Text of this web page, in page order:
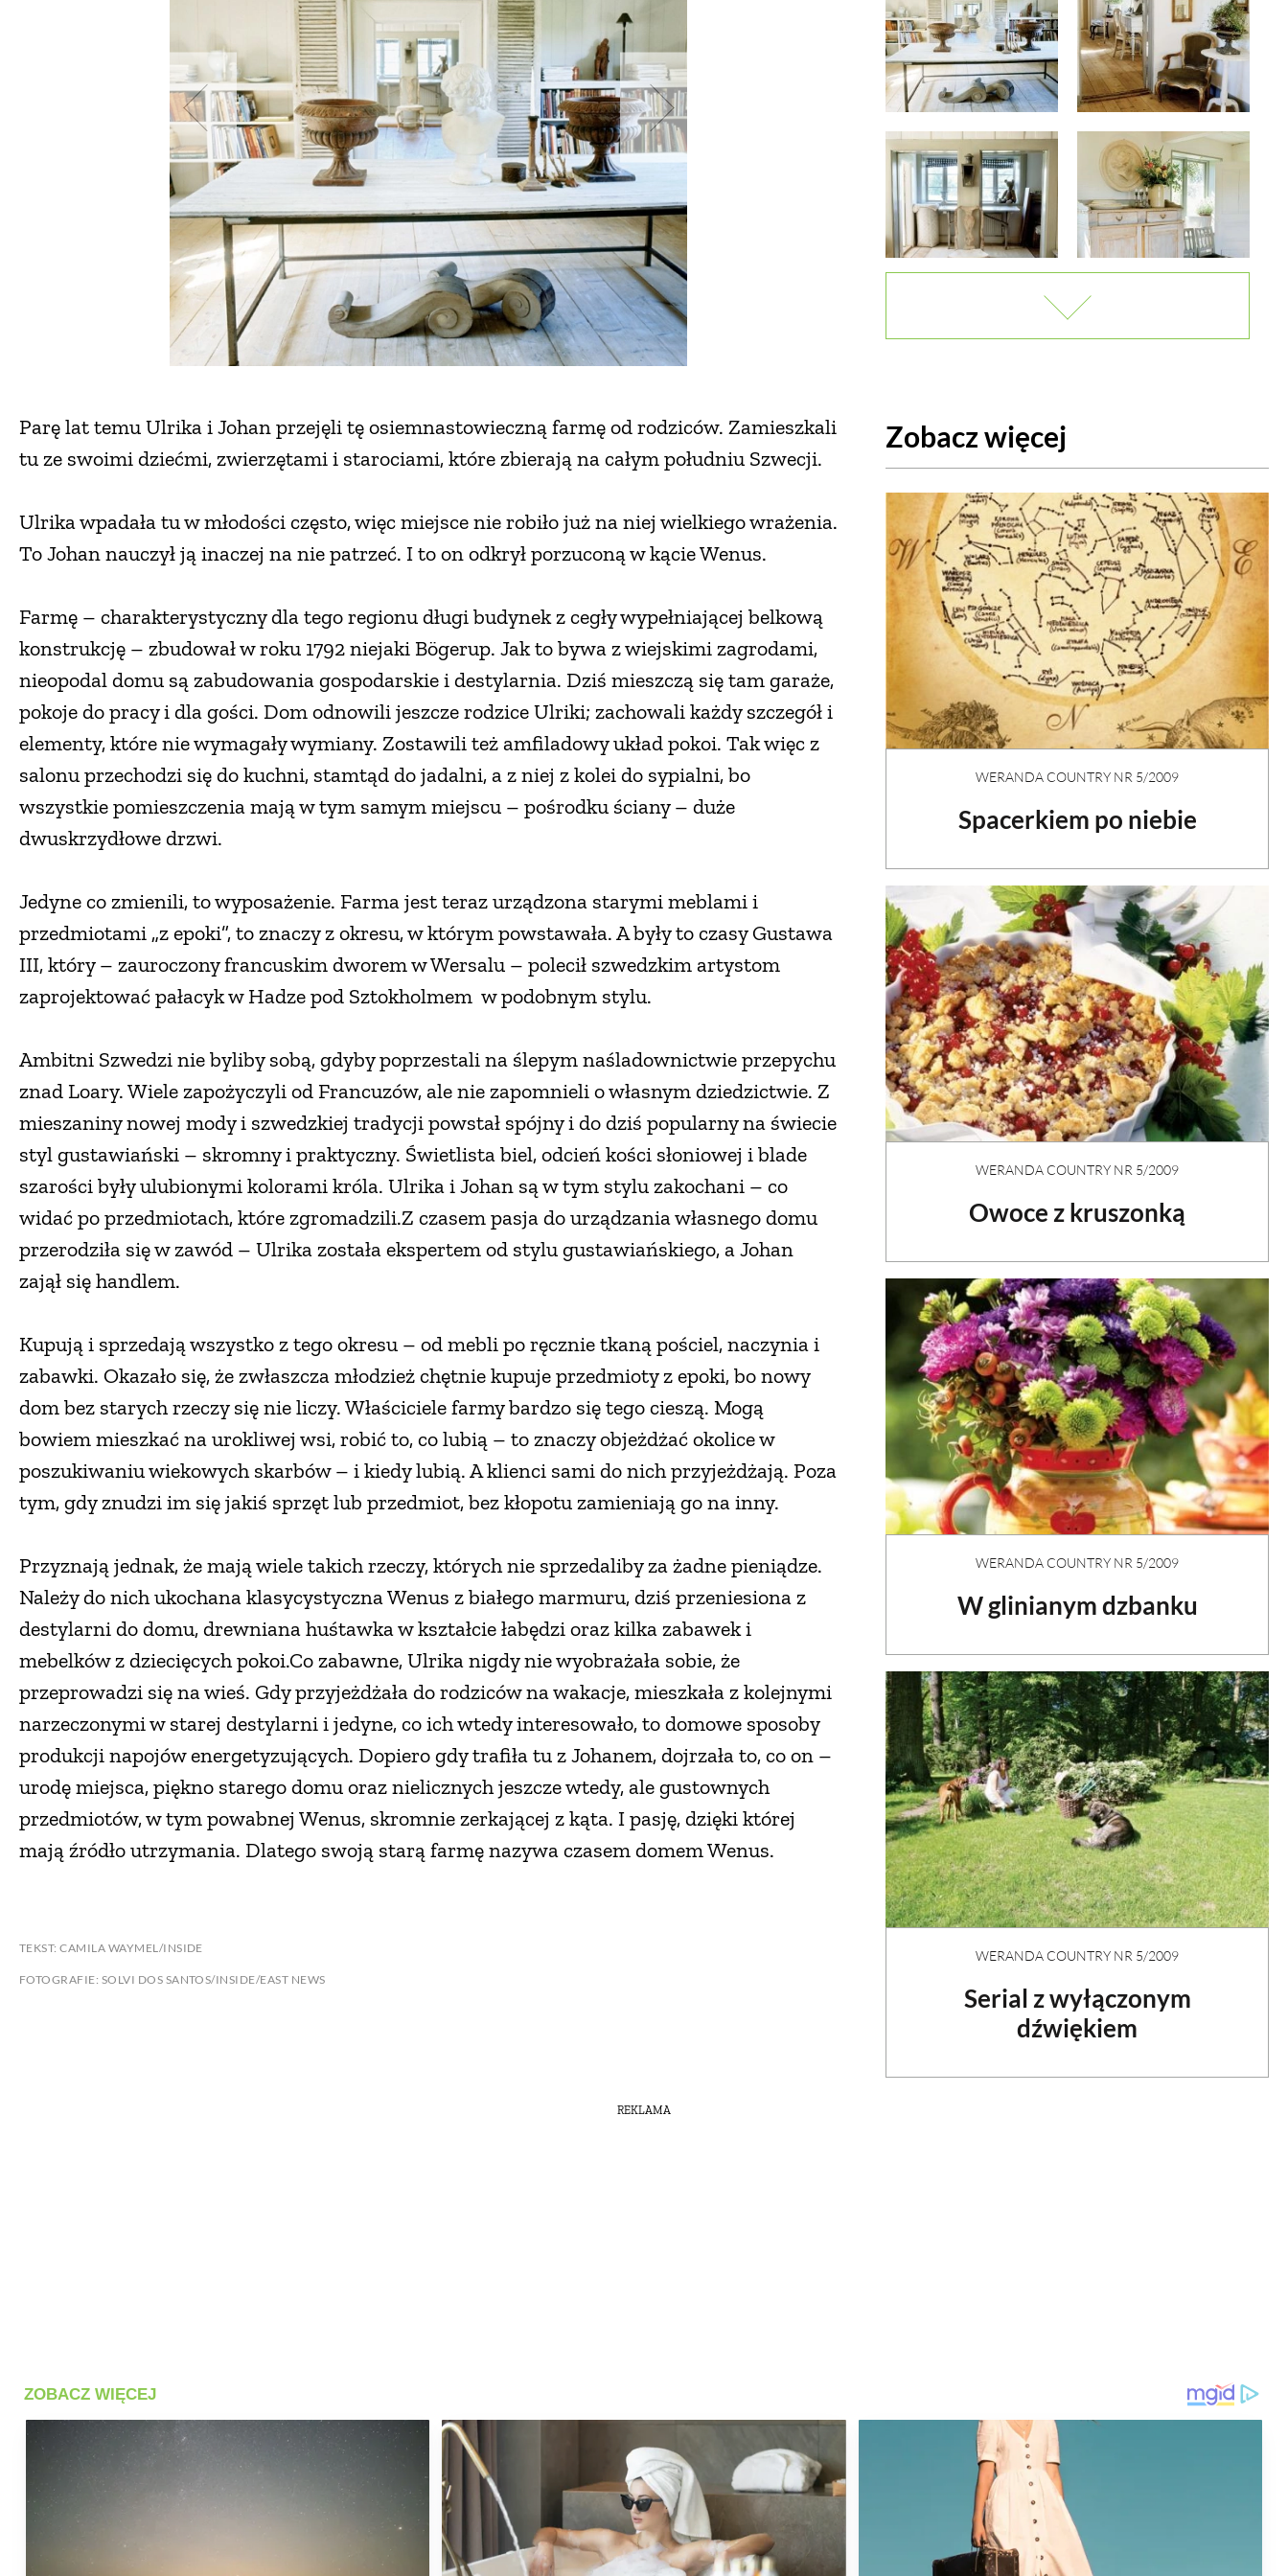
Parę lat temu Ulrika i Johan przejęli tę osiemnastowieczną farmę od rodziców. Zamieszkali
tu ze swoimi dziećmi, zwierzętami i starociami, które zbierają na całym południu Szwecji.
Ulrika wpadała tu w młodości często, więc miejsce nie robiło już na niej wielkiego wrażenia.
To Johan nauczył ją inaczej na nie patrzeć. I to on odkrył porzuconą w kącie Wenus.
Farmę – charakterystyczny dla tego regionu długi budynek z cegły wypełniającej belkową
konstrukcję – zbudował w roku 1792 niejaki Bögerup. Jak to bywa z wiejskimi zagrodami,
nieopodal domu są zabudowania gospodarskie i destylarnia. Dziś mieszczą się tam garaże,
pokoje do pracy i dla gości. Dom odnowili jeszcze rodzice Ulriki; zachowali każdy szczegół i
elementy, które nie wymagały wymiany. Zostawili też amfiladowy układ pokoi. Tak więc z
salonu przechodzi się do kuchni, stamtąd do jadalni, a z niej z kolei do sypialni, bo
wszystkie pomieszczenia mają w tym samym miejscu – pośrodku ściany – duże
dwuskrzydłowe drzwi.
Jedyne co zmienili, to wyposażenie. Farma jest teraz urządzona starymi meblami i
przedmiotami „z epoki”, to znaczy z okresu, w którym powstawała. A były to czasy Gustawa
III, który – zauroczony francuskim dworem w Wersalu – polecił szwedzkim artystom
zaprojektować pałacyk w Hadze pod Sztokholmem w podobnym stylu.
Ambitni Szwedzi nie byliby sobą, gdyby poprzestali na ślepym naśladownictwie przepychu
znad Loary. Wiele zapożyczyli od Francuzów, ale nie zapomnieli o własnym dziedzictwie. Z
mieszaniny nowej mody i szwedzkiej tradycji powstał spójny i do dziś popularny na świecie
styl gustawiański – skromny i praktyczny. Świetlista biel, odcień kości słoniowej i blade
szarości były ulubionymi kolorami króla. Ulrika i Johan są w tym stylu zakochani – co
widać po przedmiotach, które zgromadzili.Z czasem pasja do urządzania własnego domu
przerodziła się w zawód – Ulrika została ekspertem od stylu gustawiańskiego, a Johan
zajął się handlem.
Kupują i sprzedają wszystko z tego okresu – od mebli po ręcznie tkaną pościel, naczynia i
zabawki. Okazało się, że zwłaszcza młodzież chętnie kupuje przedmioty z epoki, bo nowy
dom bez starych rzeczy się nie liczy. Właściciele farmy bardzo się tego cieszą. Mogą
bowiem mieszkać na urokliwej wsi, robić to, co lubią – to znaczy objeżdżać okolice w
poszukiwaniu wiekowych skarbów – i kiedy lubią. A klienci sami do nich przyjeżdżają. Poza
tym, gdy znudzi im się jakiś sprzęt lub przedmiot, bez kłopotu zamieniają go na inny.
Przyznają jednak, że mają wiele takich rzeczy, których nie sprzedaliby za żadne pieniądze.
Należy do nich ukochana klasycystyczna Wenus z białego marmuru, dziś przeniesiona z
destylarni do domu, drewniana huśtawka w kształcie łabędzi oraz kilka zabawek i
mebelków z dziecięcych pokoi.Co zabawne, Ulrika nigdy nie wyobrażała sobie, że
przeprowadzi się na wieś. Gdy przyjeżdżała do rodziców na wakacje, mieszkała z kolejnymi
narzeczonymi w starej destylarni i jedyne, co ich wtedy interesowało, to domowe sposoby
produkcji napojów energetyzujących. Dopiero gdy trafiła tu z Johanem, dojrzała to, co on –
urodę miejsca, piękno starego domu oraz nielicznych jeszcze wtedy, ale gustownych
przedmiotów, w tym powabnej Wenus, skromnie zerkającej z kąta. I pasję, dzięki której
mają źródło utrzymania. Dlatego swoją starą farmę nazywa czasem domem Wenus.
TEKST: CAMILA WAYMEL/INSIDE
FOTOGRAFIE: SOLVI DOS SANTOS/INSIDE/EAST NEWS
Zobacz więcej
WERANDA COUNTRY NR 5/2009
Spacerkiem po niebie
WERANDA COUNTRY NR 5/2009
Owoce z kruszonką
WERANDA COUNTRY NR 5/2009
W glinianym dzbanku
WERANDA COUNTRY NR 5/2009
Serial z wyłączonym
dźwiękiem
REKLAMA